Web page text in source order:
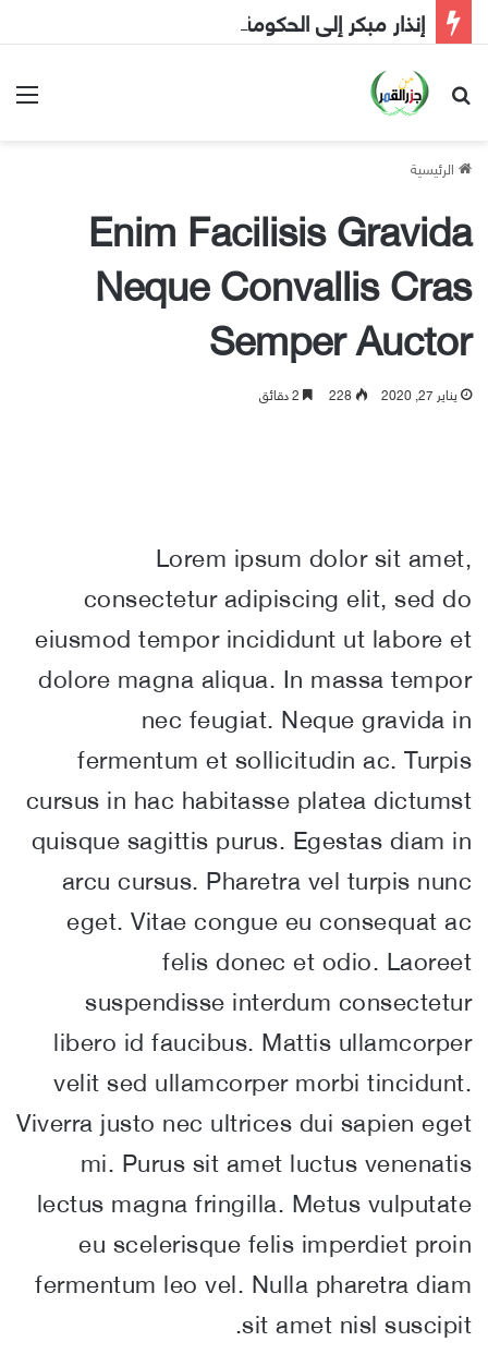
إنذار مبكر إلى الحكومة
بحث عن
الرئيسية
Enim Facilisis Gravida
Neque Convallis Cras
Semper Auctor
يناير 27, 2020 228
Lorem ipsum dolor sit amet,
consectetur adipiscing elit, sed do
eiusmod tempor incididunt ut labore et
dolore magna aliqua. In massa tempor
nec feugiat. Neque gravida in
fermentum et sollicitudin ac. Turpis
cursus in hac habitasse platea dictumst
quisque sagittis purus. Egestas diam in
arcu cursus. Pharetra vel turpis nunc
eget. Vitae congue eu consequat ac
felis donec et odio. Laoreet
suspendisse interdum consectetur
libero id faucibus. Mattis ullamcorper
velit sed ullamcorper morbi tincidunt.
Viverra justo nec ultrices dui sapien eget
mi. Purus sit amet luctus venenatis
lectus magna fringilla. Metus vulputate
eu scelerisque felis imperdiet proin
fermentum leo vel. Nulla pharetra diam
sit amet nisl suscipit.